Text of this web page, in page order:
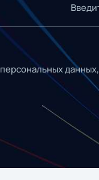
персональных данных,